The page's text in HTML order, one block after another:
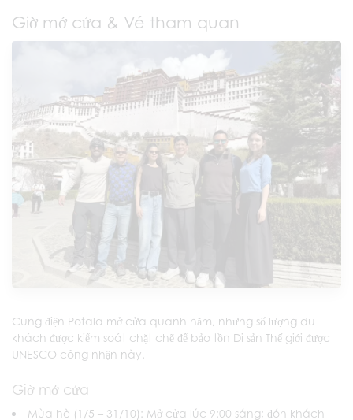
Giờ mở cửa & Vé tham quan
Cung điện Potala mở cửa quanh năm, nhưng số lượng du
khách được kiểm soát chặt chẽ để bảo tồn Di sản Thế giới được
UNESCO công nhận này.
Giờ mở cửa
Mùa hè (1/5 – 31/10): Mở cửa lúc 9:00 sáng; đón khách